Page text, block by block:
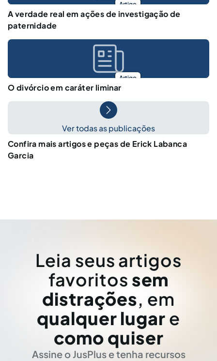
Artigo
A verdade real em ações de investigação de
paternidade
Artigo
O divórcio em caráter liminar
Ver todas as publicações
Confira mais artigos e peças de Erick Labanca
Garcia
Leia seus artigos
favoritos sem
distrações, em
qualquer lugar e
como quiser
Assine o JusPlus e tenha recursos